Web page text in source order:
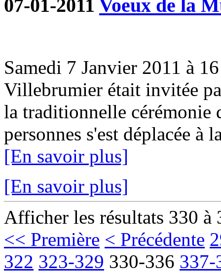
07-01-2011 Voeux de la
Samedi 7 Janvier 2011 à
Villebrumier était invitée
la traditionnelle cérémonie
personnes s'est déplacée à
[En savoir plus]
[En savoir plus]
Afficher les résultats 330 à
<< Première < Précédente
322 323-329 330-336 337-